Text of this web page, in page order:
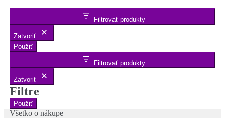
Filtrovať produkty
Zatvoriť
Použiť
Filtrovať produkty
Zatvoriť
Filtre
Použiť
Všetko o nákupe